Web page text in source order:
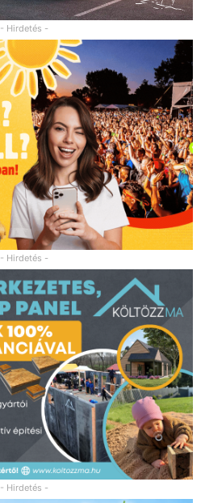
- Hirdetés -
- Hirdetés -
- Hirdetés -